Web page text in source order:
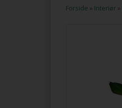
Forside » Interiør »